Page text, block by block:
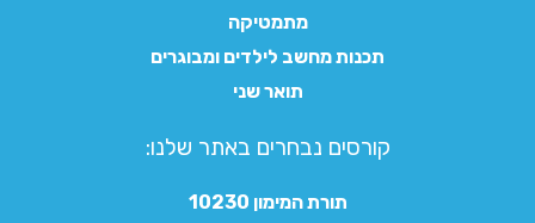
מתמטיקה
תכנות מחשב לילדים ומבוגרים
תואר שני
קורסים נבחרים באתר שלנו:​
תורת המימון 10230